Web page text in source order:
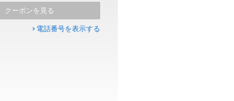
クーポンを見る
電話番号を表示する